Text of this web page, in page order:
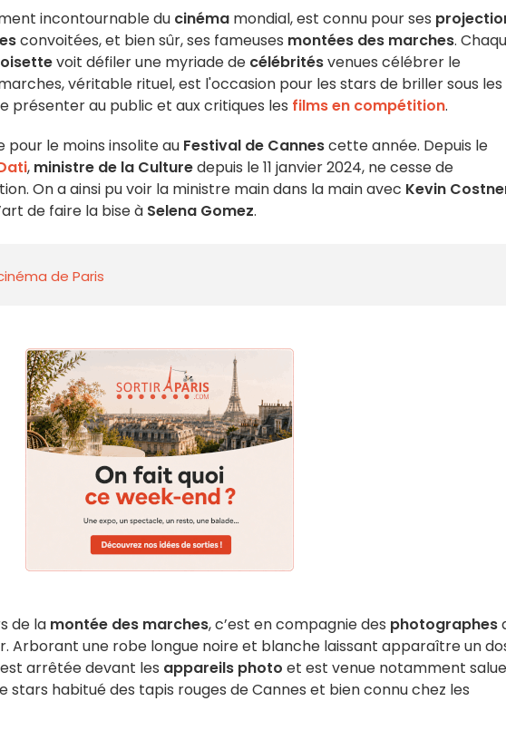
incontournable du cinéma mondial, est connu pour ses
convoitées, et bien sûr, ses fameuses montées des marches.
voit défiler une myriade de célébritésvenues célébrer le
véritable rituel, est l'occasion pour les stars de briller sous les
présenter au public et aux critiques les films en compétition.
pour le moins insolite au Festival de Cannescette année. Depuis le
, ministre de la Culturedepuis le 11 janvier 2024, ne cesse de
On a ainsi pu voir la ministre main dans la main avec Kevin
de faire la bise à Selena Gomez.
de Paris
de la montée des marches, c’est en compagnie des photographes
Arborant une robe longue noire et blanche laissant apparaître un
arrêtée devant les appareils photo et est venue notamment
stars habitué des tapis rouges de Cannes et bien connu chez les